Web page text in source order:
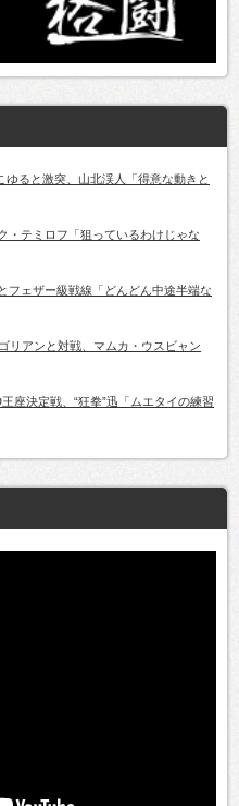
ゆると激突、山北渓人「得意な動きと
・テミロフ「狙っているわけじゃな
フェザー級戦線「どんどん中途半端な
リアンと対戦、マムカ・ウスビャン
座決定戦、“狂拳”迅「ムエタイの練習